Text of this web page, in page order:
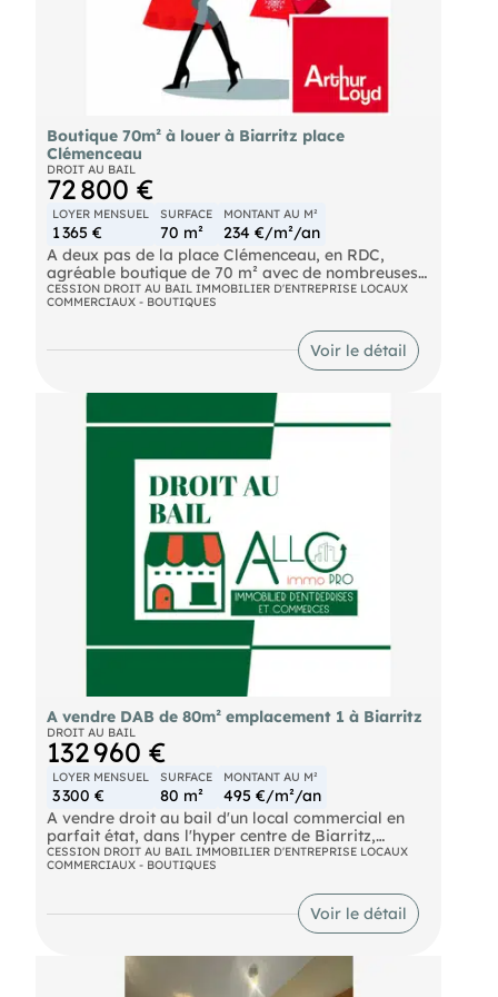
création , santé et bien-être , espace sport .
Loyer mensuel de 980 € ht + charges mensuelles
Les frais d'agence sont à la charge de l'acquéreur
et sont de 3600 € ttc ; ces honoraires sont
disponibles sur
Boutique 70m² à louer à Biarritz place
Clémenceau
DROIT AU BAIL
72 800 €
LOYER MENSUEL
1 365 €
SURFACE
70 m²
MONTANT AU M²
234 €/m²/an
A deux pas de la place Clémenceau, en RDC,
agréable boutique de 70 m² avec de nombreuses
vitrines.
Comprend une surface commerciale, une réserve
et un WC. Une mezzanine complète la surface de
réserve. Grande hauteur sous plafond.
Ideal pour galerie d'art, souvenirs, activité de
bien-être et remise en forme ...
Bail 3/6/9 ans. Tous commerces sauf restauration.
Loyer mensuel : 1.365 € HT/HC
Provisions pour charges mensuelles : 90 €
Taxe foncière à la charge du preneur.
DROIT AU BAIL : 72.800 € FAI NEGOCIABLE
CESSION DROIT AU BAIL IMMOBILIER D'ENTREPRISE LOCAUX
COMMERCIAUX - BOUTIQUES
Voir le détail
A vendre DAB de 80m² emplacement 1 à Biarritz
DROIT AU BAIL
132 960 €
LOYER MENSUEL
3 300 €
SURFACE
80 m²
MONTANT AU M²
495 €/m²/an
A vendre droit au bail d'un local commercial en
parfait état, dans l'hyper centre de Biarritz,
emplacement 1. La surface totale du bien est de
80m2 (surface commerciale+ réserve)
Nombreuses activités possible hors nuisances.
Loyer mensuel HT: 3300€ Prix de vente TTC HAI:
132 960 € Référence: 5184A Les informations sur
disponibles sur le site Géorisques '.
CESSION DROIT AU BAIL IMMOBILIER D'ENTREPRISE LOCAUX
COMMERCIAUX - BOUTIQUES
Voir le détail